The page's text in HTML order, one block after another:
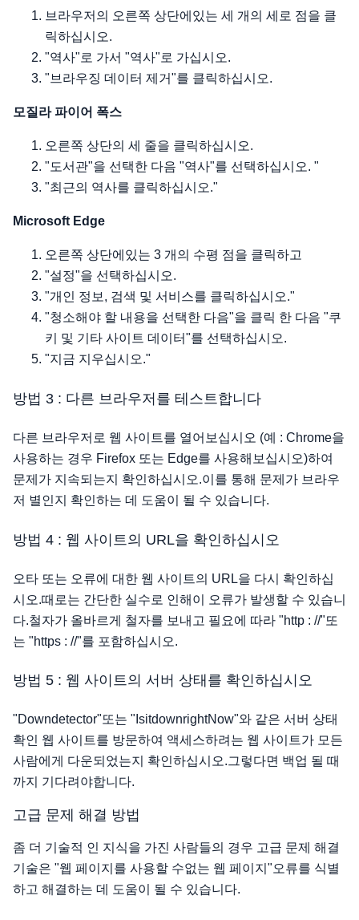
브라우저의 오른쪽 상단에있는 세 개의 세로 점을 클
릭하십시오.
"역사"로 가서 "역사"로 가십시오.
"브라우징 데이터 제거"를 클릭하십시오.
모질라 파이어 폭스
오른쪽 상단의 세 줄을 클릭하십시오.
"도서관"을 선택한 다음 "역사"를 선택하십시오. "
"최근의 역사를 클릭하십시오."
Microsoft Edge
오른쪽 상단에있는 3 개의 수평 점을 클릭하고
"설정"을 선택하십시오.
"개인 정보, 검색 및 서비스를 클릭하십시오."
"청소해야 할 내용을 선택한 다음"을 클릭 한 다음 "쿠
키 및 기타 사이트 데이터"를 선택하십시오.
"지금 지우십시오."
방법 3 : 다른 브라우저를 테스트합니다
다른 브라우저로 웹 사이트를 열어보십시오 (예 : Chrome을
사용하는 경우 Firefox 또는 Edge를 사용해보십시오)하여
문제가 지속되는지 확인하십시오.이를 통해 문제가 브라우
저 별인지 확인하는 데 도움이 될 수 있습니다.
방법 4 : 웹 사이트의 URL을 확인하십시오
오타 또는 오류에 대한 웹 사이트의 URL을 다시 확인하십
시오.때로는 간단한 실수로 인해이 오류가 발생할 수 있습니
다.철자가 올바르게 철자를 보내고 필요에 따라 "http : //"또
는 "https : //"를 포함하십시오.
방법 5 : 웹 사이트의 서버 상태를 확인하십시오
"Downdetector"또는 "IsitdownrightNow"와 같은 서버 상태
확인 웹 사이트를 방문하여 액세스하려는 웹 사이트가 모든
사람에게 다운되었는지 확인하십시오.그렇다면 백업 될 때
까지 기다려야합니다.
고급 문제 해결 방법
좀 더 기술적 인 지식을 가진 사람들의 경우 고급 문제 해결
기술은 "웹 페이지를 사용할 수없는 웹 페이지"오류를 식별
하고 해결하는 데 도움이 될 수 있습니다.